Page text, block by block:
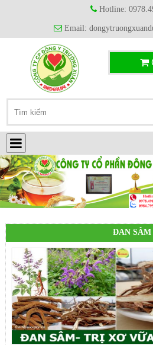
Hotline:
Email:
ĐAN SÂM